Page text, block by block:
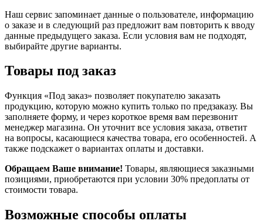
Наш сервис запоминает данные о пользователе, информацию
о заказе и в следующий раз предложит вам повторить к вводу
данные предыдущего заказа. Если условия вам не подходят,
выбирайте другие варианты.
Товары под заказ
Функция «Под заказ» позволяет покупателю заказать
продукцию, которую можно купить только по предзаказу. Вы
заполняете форму, и через короткое время вам перезвонит
менеджер магазина. Он уточнит все условия заказа, ответит
на вопросы, касающиеся качества товара, его особенностей. А
также подскажет о вариантах оплаты и доставки.
Обращаем Ваше внимание! Товары, являющиеся заказными
позициями, приобретаются при условии 30% предоплаты от
стоимости товара.
Возможные способы оплаты